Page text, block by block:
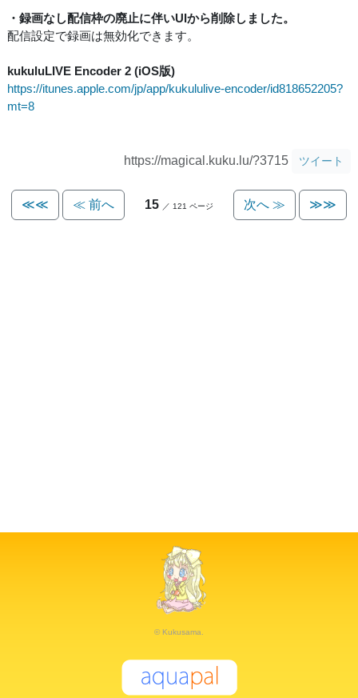
・録画なし配信枠の廃止に伴いUIから削除しました。
配信設定で録画は無効化できます。
kukuluLIVE Encoder 2 (iOS版)
https://itunes.apple.com/jp/app/kukululive-encoder/id818652205?
mt=8
https://magical.kuku.lu/?3715 ツイート
≪≪ ≪ 前へ 15 ／ 121 ページ 次へ ≫ ≫≫
© Kukusama.